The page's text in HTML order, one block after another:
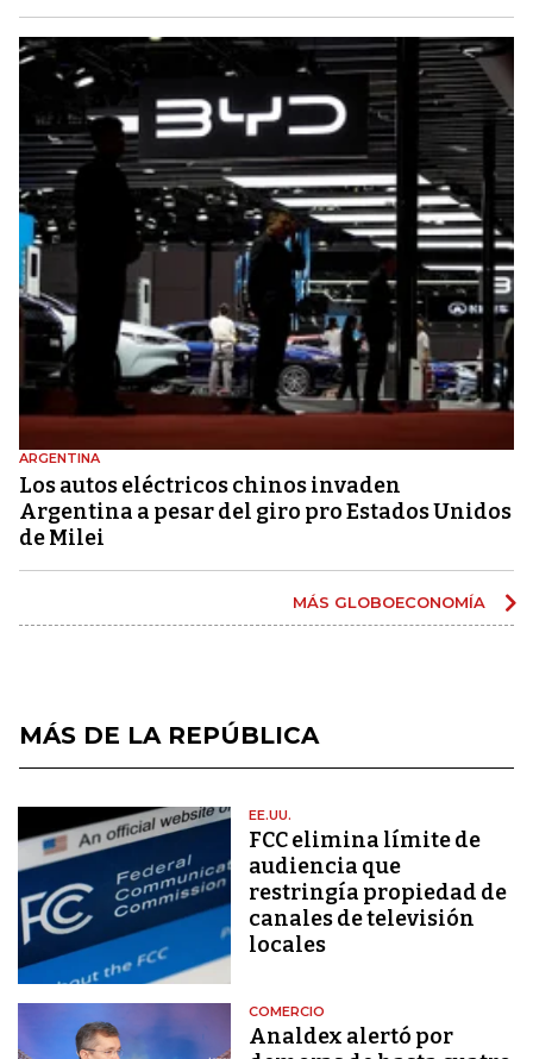
ARGENTINA
Los autos eléctricos chinos invaden
Argentina a pesar del giro pro Estados Unidos
de Milei
MÁS GLOBOECONOMÍA
MÁS DE LA REPÚBLICA
EE.UU.
FCC elimina límite de
audiencia que
restringía propiedad de
canales de televisión
locales
COMERCIO
Analdex alertó por